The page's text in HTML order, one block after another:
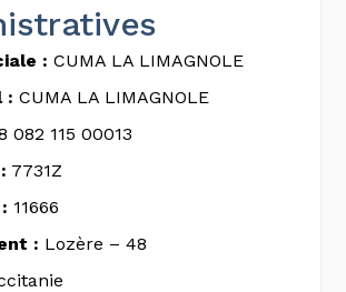
: CUMA LA LIMAGNOLE
: CUMA LA LIMAGNOLE
082 115 00013
7731Z
11666
: Lozère – 48